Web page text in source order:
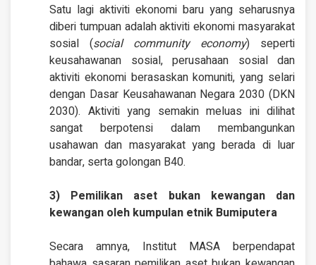
Satu lagi aktiviti ekonomi baru yang seharusnya
diberi tumpuan adalah aktiviti ekonomi masyarakat
sosial (social community economy) seperti
keusahawanan sosial, perusahaan sosial dan
aktiviti ekonomi berasaskan komuniti, yang selari
dengan Dasar Keusahawanan Negara 2030 (DKN
2030). Aktiviti yang semakin meluas ini dilihat
sangat berpotensi dalam membangunkan
usahawan dan masyarakat yang berada di luar
bandar, serta golongan B40.
3) Pemilikan aset bukan kewangan dan
kewangan oleh kumpulan etnik Bumiputera
Secara amnya, Institut MASA berpendapat